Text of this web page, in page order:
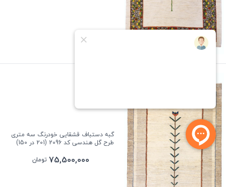
گبه دستباف قشقایی خودرنگ سه متری
طرح گل هندسی کد 2096 (201 در 150)
75,500,000 تومان